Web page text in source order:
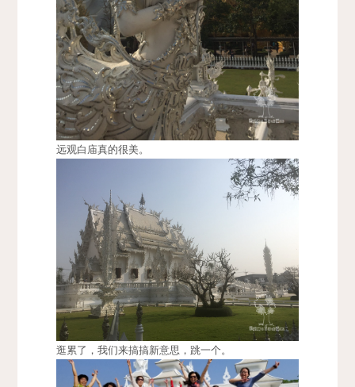
远观白庙真的很美。
逛累了，我们来搞搞新意思，跳一个。